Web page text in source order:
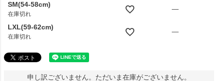
SM(54-58cm)
在庫切れ
—
LXL(59-62cm)
在庫切れ
—
申し訳ございません。ただいま在庫がございません。